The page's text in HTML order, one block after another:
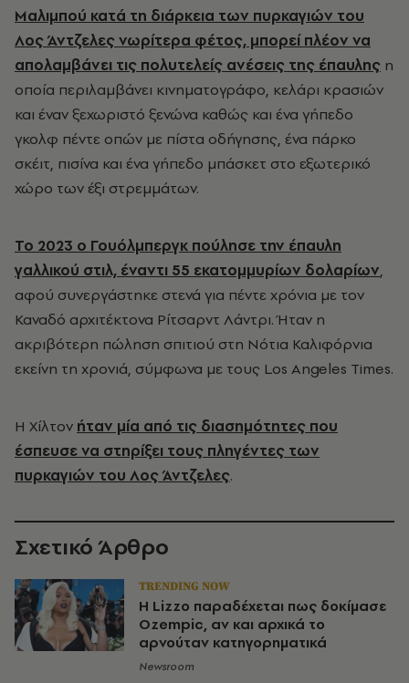
Μαλιμπού κατά τη διάρκεια των πυρκαγιών του
Λος Άντζελες νωρίτερα φέτος, μπορεί πλέον να
απολαμβάνει τις πολυτελείς ανέσεις της έπαυλης η
οποία περιλαμβάνει κινηματογράφο, κελάρι κρασιών
και έναν ξεχωριστό ξενώνα καθώς και ένα γήπεδο
γκολφ πέντε οπών με πίστα οδήγησης, ένα πάρκο
σκέιτ, πισίνα και ένα γήπεδο μπάσκετ στο εξωτερικό
χώρο των έξι στρεμμάτων.
Το 2023 ο Γουόλμπεργκ πούλησε την έπαυλη
γαλλικού στιλ, έναντι 55 εκατομμυρίων δολαρίων,
αφού συνεργάστηκε στενά για πέντε χρόνια με τον
Καναδό αρχιτέκτονα Ρίτσαρντ Λάντρι. Ήταν η
ακριβότερη πώληση σπιτιού στη Νότια Καλιφόρνια
εκείνη τη χρονιά, σύμφωνα με τους Los Angeles Times.
Η Χίλτον ήταν μία από τις διασημότητες που
έσπευσε να στηρίξει τους πληγέντες των
πυρκαγιών του Λος Άντζελες.
Σχετικό Άρθρο
TRENDING NOW
Η Lizzo παραδέχεται πως δοκίμασε
Ozempic, αν και αρχικά το
αρνούταν κατηγορηματικά
Newsroom